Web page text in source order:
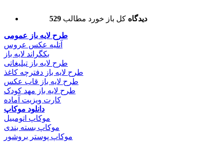
529 دیدگاه کل باز خورد مطالب
طرح لایه باز عمومی
آتلیه عکس عروس
بکگراند لایه باز
طرح لایه باز تبلیغاتی
طرح لایه باز دفترچه کاغذ
طرح لایه باز قاب عکس
طرح لایه باز مهد کودک
کارت ویزیت آماده
دانلود موکاپ
موکاپ اتومبیل
موکاپ بسته بندی
موکاپ پوستر بروشور